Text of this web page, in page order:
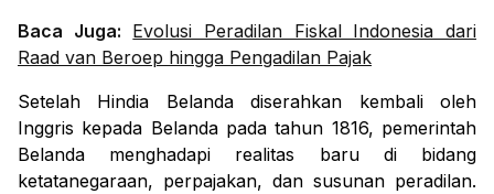
Baca Juga: Evolusi Peradilan Fiskal Indonesia dari
Raad van Beroep hingga Pengadilan Pajak
Setelah Hindia Belanda diserahkan kembali oleh
Inggris kepada Belanda pada tahun 1816, pemerintah
Belanda menghadapi realitas baru di bidang
ketatanegaraan, perpajakan, dan susunan peradilan.